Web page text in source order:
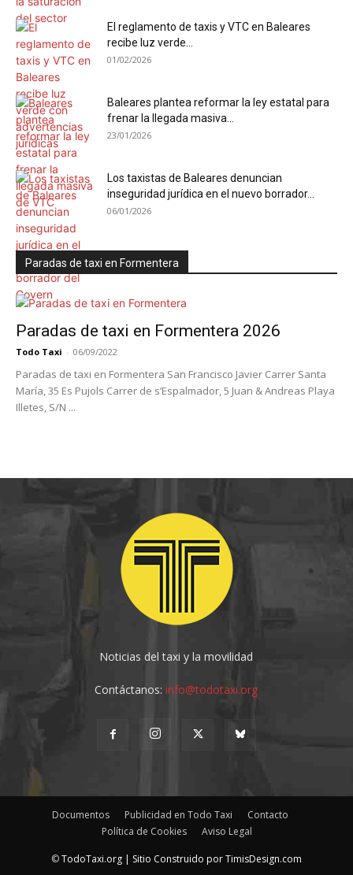
El reglamento de taxis y VTC en Baleares
recibe luz verde...
01/02/2026
Baleares plantea reformar la ley estatal para
frenar la llegada masiva...
23/01/2026
Los taxistas de Baleares denuncian
inseguridad jurídica en el nuevo borrador...
06/01/2026
Paradas de taxi en Formentera
Paradas de taxi en Formentera 2026
Todo Taxi - 06/09/2022
Paradas de taxi en Formentera San Francisco Javier Carrer Santa
María, 35 Es Pujols Carrer de s’Espalmador, 5 Juan & Andreas Playa
Illetes, S/N ...
Noticias del taxi y la movilidad
Contáctanos:info@todotaxi.org
Documentos Publicidad en Todo Taxi
Contacto
Política de Cookies
Aviso Legal
©TodoTaxi.org | Sitio Construido porTimisDesign.com